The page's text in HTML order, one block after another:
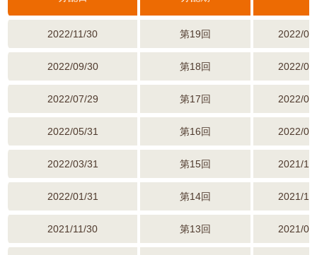
2022/11/30 第19回 2022/
2022/09/30 第18回 2022/
2022/07/29 第17回 2022/
2022/05/31 第16回 2022/
2022/03/31 第15回 2021/
2022/01/31 第14回 2021/
2021/11/30 第13回 2021/